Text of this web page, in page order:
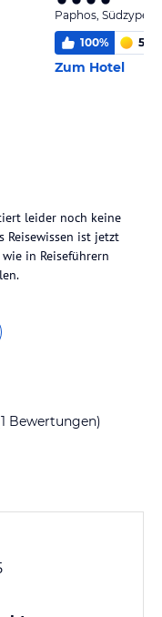
Paphos, Südzypern
100% 5,0
Zum Hotel
leider noch keine
Reisewissen ist jetzt
in Reiseführern
Bewertungen)